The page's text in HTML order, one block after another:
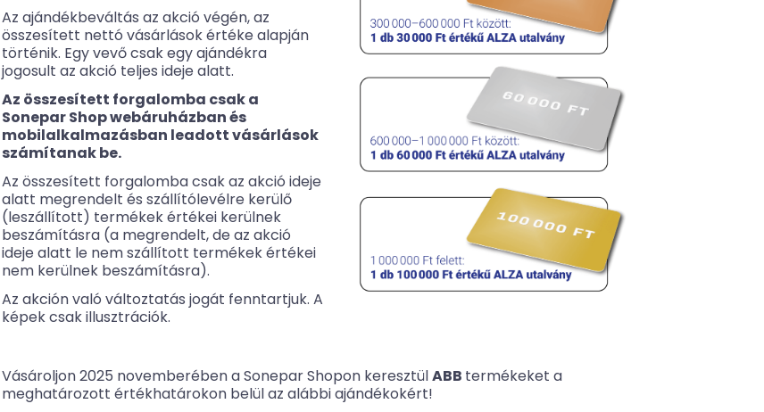
Az ajándékbeváltás az akció végén, az
összesített nettó vásárlások értéke alapján
történik. Egy vevő csak egy ajándékra
jogosult az akció teljes ideje alatt.
Az összesített forgalomba csak a
Sonepar Shop webáruházban és
mobilalkalmazásban leadott vásárlások
számítanak be.
Az összesített forgalomba csak az akció ideje
alatt megrendelt és szállítólevélre kerülő
(leszállított) termékek értékei kerülnek
beszámításra (a megrendelt, de az akció
ideje alatt le nem szállított termékek értékei
nem kerülnek beszámításra).
Az akción való változtatás jogát fenntartjuk. A
képek csak illusztrációk.
Vásároljon 2025 novemberében a Sonepar Shopon keresztülABB termékeket a
meghatározott értékhatárokon belül az alábbi ajándékokért!